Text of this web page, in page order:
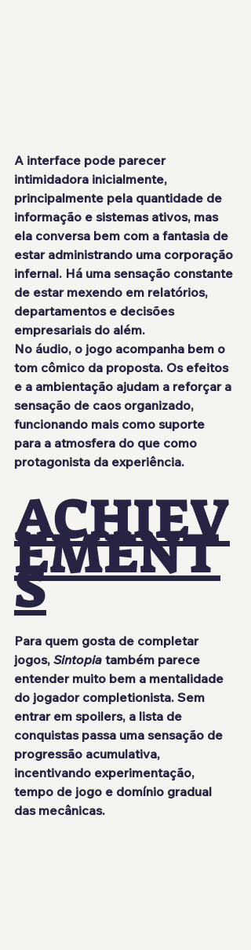
A interface pode parecer
intimidadora inicialmente,
principalmente pela quantidade de
informação e sistemas ativos, mas
ela conversa bem com a fantasia de
estar administrando uma corporação
infernal. Há uma sensação constante
de estar mexendo em relatórios,
departamentos e decisões
empresariais do além.
No áudio, o jogo acompanha bem o
tom cômico da proposta. Os efeitos
e a ambientação ajudam a reforçar a
sensação de caos organizado,
funcionando mais como suporte
para a atmosfera do que como
protagonista da experiência.
ACHIEV
EMENT
S
Para quem gosta de completar
jogos, Sintopia também parece
entender muito bem a mentalidade
do jogador completionista. Sem
entrar em spoilers, a lista de
conquistas passa uma sensação de
progressão acumulativa,
incentivando experimentação,
tempo de jogo e domínio gradual
das mecânicas.